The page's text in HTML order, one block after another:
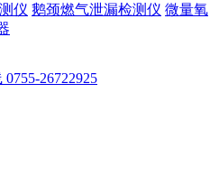
仪 鹅颈燃气泄漏检测仪 微量氧
0755-26722925